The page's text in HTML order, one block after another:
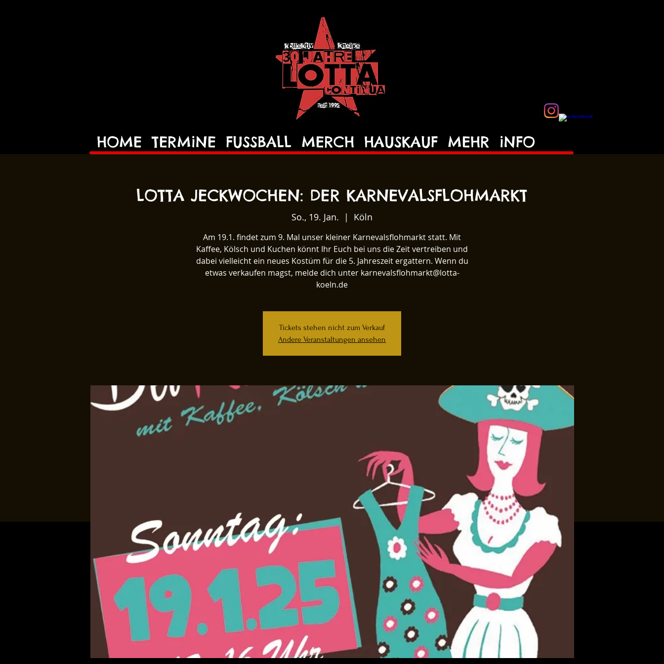
HOME TERMiNE FUSSBALL MERCH HAUSKAUF MEHR iNFO
LOTTA JECKWOCHEN: DER KARNEVALSFLOHMARKT
So., 19. Jan.
  |
Köln
Am 19.1. findet zum 9. Mal unser kleiner Karnevalsflohmarkt statt. Mit
Kaffee, Kölsch und Kuchen könnt Ihr Euch bei uns die Zeit vertreiben und
dabei vielleicht ein neues Kostüm für die 5. Jahreszeit ergattern. Wenn du
etwas verkaufen magst, melde dich unter karnevalsflohmarkt@lotta-
koeln.de
Tickets stehen nicht zum Verkauf
Andere Veranstaltungen ansehen